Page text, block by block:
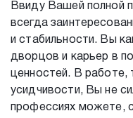
Ввиду Вашей полной
всегда
и стабильности. Вы
дворцов и карьер в
ценностей. В работе,
усидчивости, Вы не
профессиях можете,